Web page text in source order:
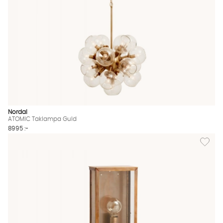
Nordal
ATOMIC Taklampa Guld
8995 :-
Lägg